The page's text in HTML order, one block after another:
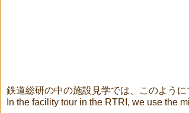
鉄道総研の中の施設見学では、このよう
In the facility tour in the RTRI, we use the